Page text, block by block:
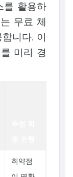
를 활용하
무료 체
니다. 이
미리 경
취약점